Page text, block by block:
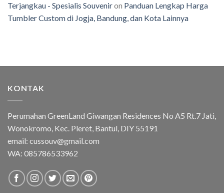
Terjangkau - Spesialis Souveniron Panduan Lengkap Harga
Tumbler Custom di Jogja, Bandung, dan Kota Lainnya
KONTAK
Perumahan GreenLand Giwangan Residences No A5 Rt.7 Jati,
Wonokromo, Kec. Pleret, Bantul, DIY 55191
email: cussouv@gmail.com
WA: 085786533962